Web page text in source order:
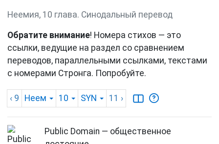
Неемия, 10 глава. Синодальный перевод
Обратите внимание! Номера стихов — это
ссылки, ведущие на раздел со сравнением
переводов, параллельными ссылками, текстами
с номерами Стронга. Попробуйте.
‹ 9 Неем 10 SYN 11 ›
Public Domain — общественное